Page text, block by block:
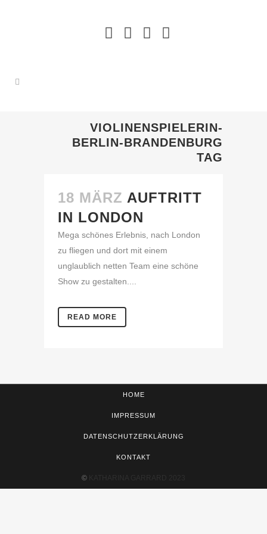
VIOLINENSPIELERIN-
BERLIN-BRANDENBURG
TAG
18 MÄRZ AUFTRITT
IN LONDON
Mega schönes Erlebnis, nach London
zu fliegen und dort mit einem
unglaublich netten Team eine schöne
Show zu gestalten....
READ MORE
HOME
IMPRESSUM
DATENSCHUTZERKLÄRUNG
KONTAKT
©